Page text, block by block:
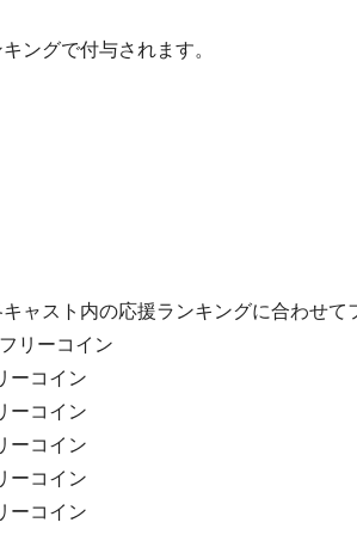
ングで付与されます。
ャスト内の応援ランキングに合わせて
リーコイン
ーコイン
ーコイン
ーコイン
ーコイン
ーコイン